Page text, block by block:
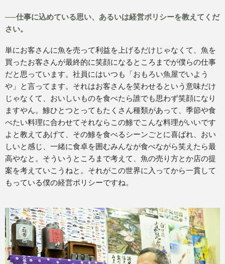
──仕事に込めている思い、あるいは経営ポリシーを教えてくだ
さい。
単にお客さんに魚を売って利益を上げるだけじゃなくて、魚を
買ったお客さんが最終的に笑顔になるところまでが僕らの仕事
だと思っています。社員にはいつも「おもろい魚屋でいよう
や」と言ってます。それはお客さんを笑わせるという意味だけ
じゃなくて、おいしいものを食べたら誰でも思わず笑顔になり
ますやん。鯵ひとつとってもたくさん種類があって、季節や食
べたい料理に合わせてそれならこの鯵でこんな料理がいいです
よと教えてあげて、その鯵を食べるシーンごとに喜ばれ、おい
しいと感じ、一緒に食卓を囲むみんなが食べながら笑えたら最
高やなと。そういうところまで考えて、魚の売り方とか店の提
案を考えていこうねと。それがこの世界に入ってから一貫して
もっている僕の経営ポリシーですね。